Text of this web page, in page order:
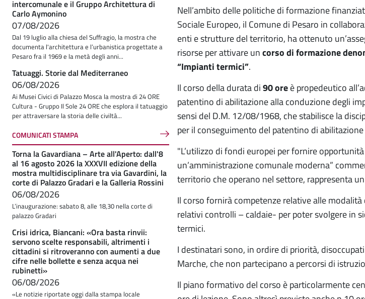
Nell’ambito delle politiche di formazione
Sociale Europeo, il Comune di Pesaro in
enti e strutture del territorio, ha ottenuto
risorse per attivare uncorso di formazione
“Impianti termici”.
Il corso della durata di90 oreè propedeutico
patentino di abilitazione alla conduzione degli
sensi del D.M. 12/08/1968, che stabilisce la
per il conseguimento del patentino di
"L’utilizzo di fondi europei per fornire
un’amministrazione comunale moderna”
territorio che operano nel settore, rappresenta
Il corso fornirà competenze relative alle
relativi controlli – caldaie- per poter svolgere in
termici.
I destinatari sono, in ordire di priorità,
Marche, che non partecipano a percorsi di
Il piano formativo del corso è particolarmente
intercomunale e il Gruppo Architettura di
Carlo Aymonino
07/08/2026
Dal 19 luglio alla chiesa del Suffragio, la mostra che
documenta l'architettura e l’urbanistica progettate a
Pesaro fra il 1969 e la metà degli anni...
Tatuaggi. Storie dal Mediterraneo
06/08/2026
Ai Musei Civici di Palazzo Mosca la mostra di 24 ORE
Cultura - Gruppo Il Sole 24 ORE che esplora il tatuaggio
per attraversare la storia delle civiltà...
COMUNICATI STAMPA
Torna la Gavardiana – Arte all'Aperto: dall'8
al 16 agosto 2026 la XXXVII edizione della
mostra multidisciplinare tra via Gavardini, la
corte di Palazzo Gradari e la Galleria Rossini
06/08/2026
L’inaugurazione: sabato 8, alle 18,30 nella corte di
palazzo Gradari
Crisi idrica, Biancani: «Ora basta rinvii:
servono scelte responsabili, altrimenti i
cittadini si ritroveranno con aumenti a due
cifre nelle bollette e senza acqua nei
rubinetti»
06/08/2026
«Le notizie riportate oggi dalla stampa locale